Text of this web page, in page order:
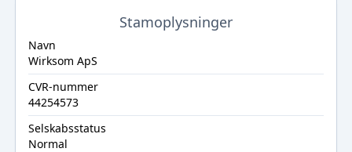
Stamoplysninger
Navn
Wirksom ApS
CVR-nummer
44254573
Selskabsstatus
Normal